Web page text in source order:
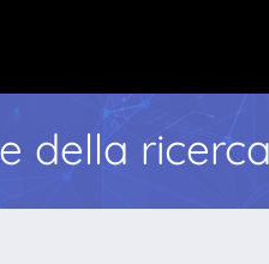
della ricerca